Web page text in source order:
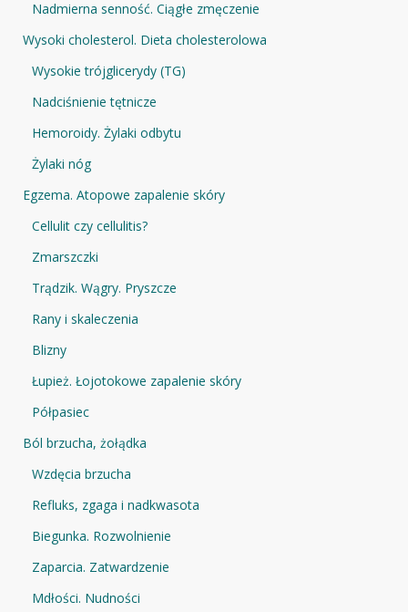
Nadmierna senność. Ciągłe zmęczenie
Wysoki cholesterol. Dieta cholesterolowa
Wysokie trójglicerydy (TG)
Nadciśnienie tętnicze
Hemoroidy. Żylaki odbytu
Żylaki nóg
Egzema. Atopowe zapalenie skóry
Cellulit czy cellulitis?
Zmarszczki
Trądzik. Wągry. Pryszcze
Rany i skaleczenia
Blizny
Łupież. Łojotokowe zapalenie skóry
Półpasiec
Ból brzucha, żołądka
Wzdęcia brzucha
Refluks, zgaga i nadkwasota
Biegunka. Rozwolnienie
Zaparcia. Zatwardzenie
Mdłości. Nudności